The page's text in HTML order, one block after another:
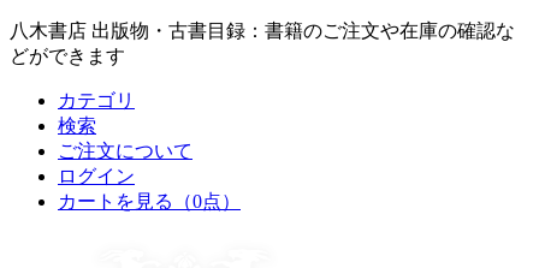
八木書店 出版物・古書目録：書籍のご注文や在庫の確認な
どができます
カテゴリ
検索
ご注文について
ログイン
カートを見る
（0点）